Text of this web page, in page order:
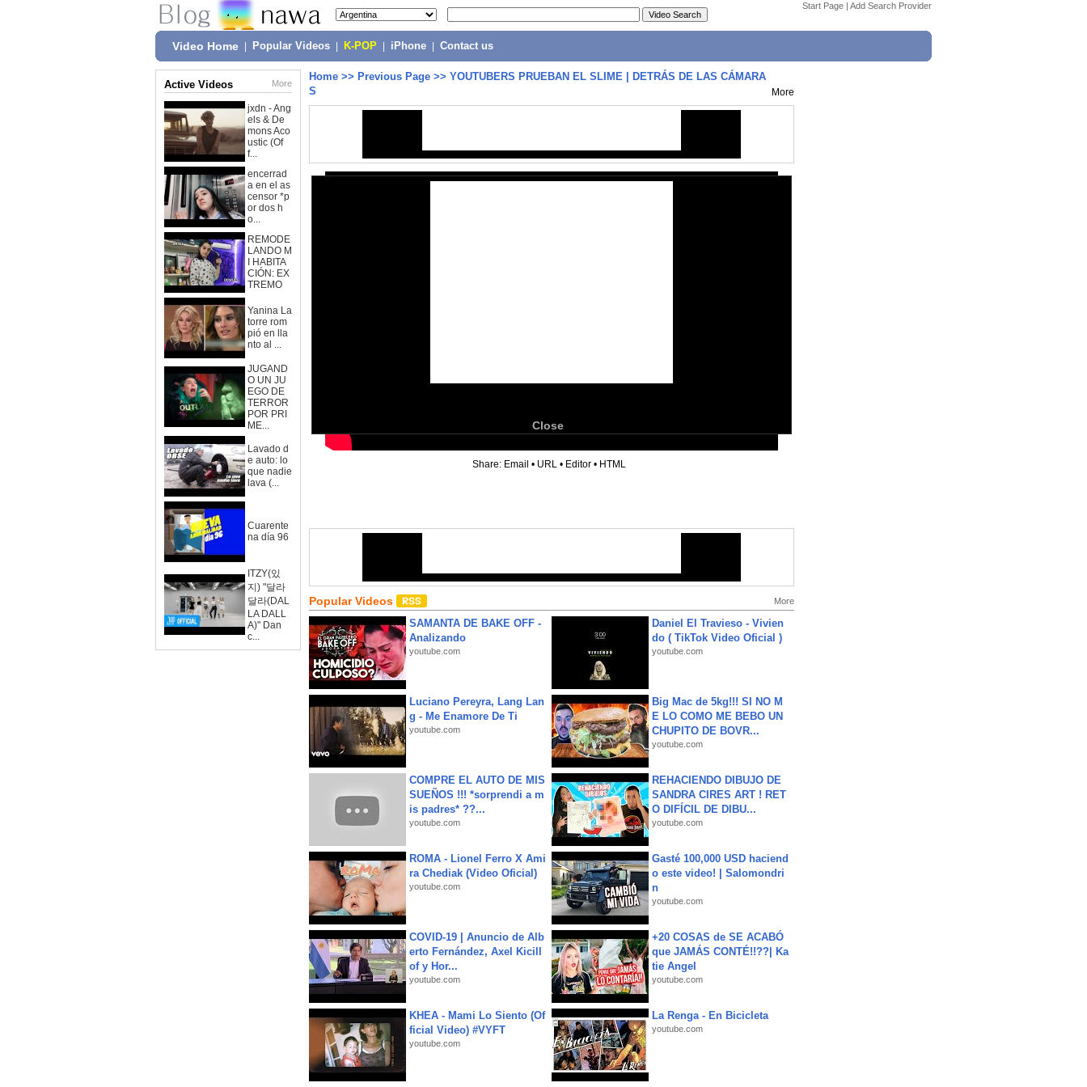
Start Page | Add Search Provider
Video Home Popular Videos K-POP iPhone Contact us
Active Videos More
jxdn - Ang
els & De
mons Aco
ustic (Of
f...
encerrad
a en el as
censor *p
or dos h
o...
REMODE
LANDO M
I HABITA
CIÓN: EX
TREMO
Yanina La
torre rom
pió en lla
nto al ...
JUGAND
O UN JU
EGO DE
TERROR
POR PRI
ME...
Lavado d
e auto: lo
que nadie
lava (...
Cuarente
na día 96
ITZY(있
지) "달라
달라(DAL
LA DALL
A)" Dan
c...
Home >> Previous Page >> YOUTUBERS PRUEBAN EL SLIME | DETRÁS DE LAS CÁMARA
S
More
Close
Share: Email • URL • Editor • HTML
Popular Videos More
SAMANTA DE BAKE OFF -
Analizando
youtube.com
Daniel El Travieso - Vivien
do ( TikTok Video Oficial )
youtube.com
Luciano Pereyra, Lang Lan
g - Me Enamore De Ti
youtube.com
Big Mac de 5kg!!! SI NO M
E LO COMO ME BEBO UN
CHUPITO DE BOVR...
youtube.com
COMPRE EL AUTO DE MIS
SUEÑOS !!! *sorprendi a m
is padres* ??...
youtube.com
REHACIENDO DIBUJO DE
SANDRA CIRES ART ! RET
O DIFÍCIL DE DIBU...
youtube.com
ROMA - Lionel Ferro X Ami
ra Chediak (Video Oficial)
youtube.com
Gasté 100,000 USD haciend
o este video! | Salomondri
n
youtube.com
COVID-19 | Anuncio de Alb
erto Fernández, Axel Kicill
of y Hor...
youtube.com
+20 COSAS de SE ACABÓ
que JAMÁS CONTÉ!!??| Ka
tie Angel
youtube.com
KHEA - Mami Lo Siento (Of
ficial Video) #VYFT
youtube.com
La Renga - En Bicicleta
youtube.com